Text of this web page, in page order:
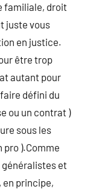
familiale, droit
juste vous
en justice.
être trop
autant pour
défini du
ou un contrat )
sous les
).Comme
généralistes et
principe,